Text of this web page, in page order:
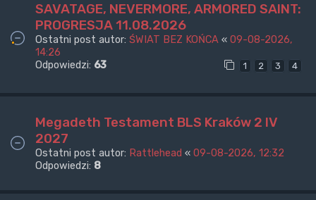
SAVATAGE, NEVERMORE, ARMORED SAINT:
PROGRESJA 11.08.2026
Ostatni post autor: ŚWIAT BEZ KOŃCA « 09-08-2026,
14:26
Odpowiedzi: 63 1 2 3 4
Megadeth Testament BLS Kraków 2 IV
2027
Ostatni post autor: Rattlehead « 09-08-2026, 12:32
Odpowiedzi: 8